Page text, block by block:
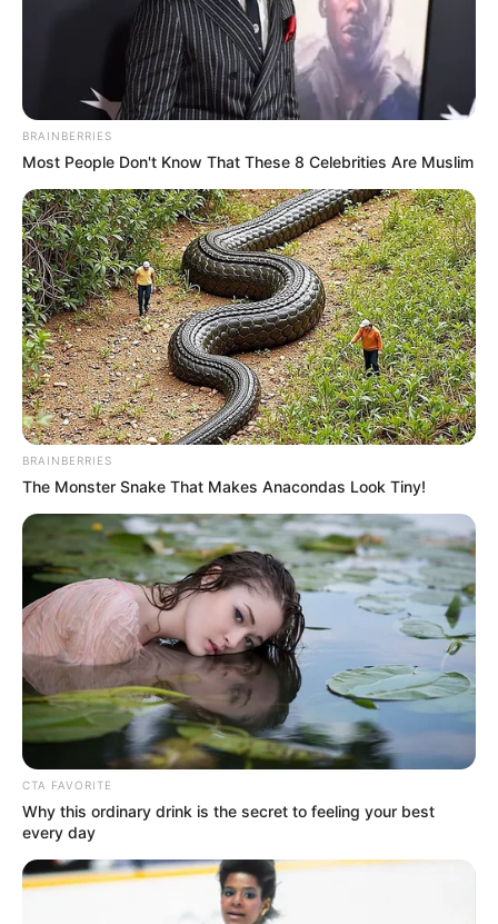
BRAINBERRIES
Most People Don't Know That These 8 Celebrities Are Muslim
BRAINBERRIES
The Monster Snake That Makes Anacondas Look Tiny!
CTA FAVORITE
Why this ordinary drink is the secret to feeling your best
every day